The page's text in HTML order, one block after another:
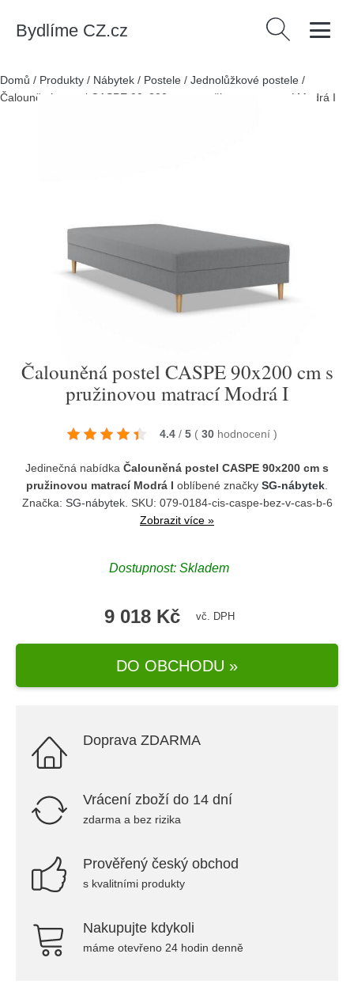
Bydlíme CZ.cz Vyhledávání
Domů / Produkty / Nábytek / Postele / Jednolůžkové postele /
Čalouněná postel CASPE 90x200 cm s pružinovou matrací Modrá I
Čalouněná postel CASPE 90x200 cm s
pružinovou matrací Modrá I
4.4 / 5 ( 30 hodnocení )
Jedinečná nabídka Čalouněná postel CASPE 90x200 cm s
pružinovou matrací Modrá I oblíbené značky SG-nábytek
Značka: SG-nábytek. SKU: 079-0184-cis-caspe-bez-v-cas-b-6
Zobrazit více »
Dostupnost: Skladem
9 018 Kč vč. DPH
DO OBCHODU »
Doprava ZDARMA
Vrácení zboží do 14 dní
zdarma a bez rizika
Prověřený český obchod
s kvalitními produkty
Nakupujte kdykoli
máme otevřeno 24 hodin denně